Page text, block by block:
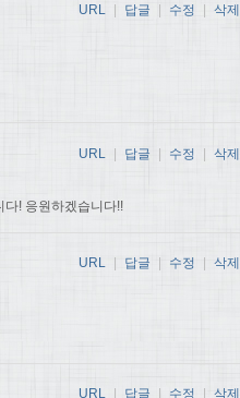
URL 답글 수정 삭제
다! 응원하겠습니다!!
URL | 답글 | 수정 | 삭제
URL 답글 수정 삭제
URL 답글 수정 삭제